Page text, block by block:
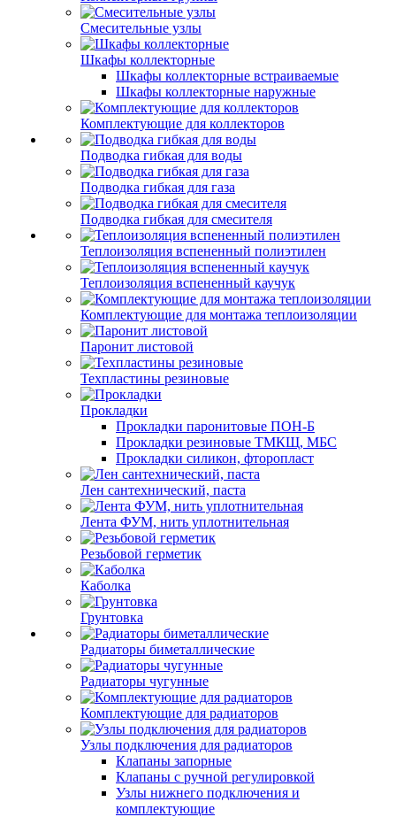
Смесительные узлы
Шкафы коллекторные
Шкафы коллекторные встраиваемые
Шкафы коллекторные наружные
Комплектующие для коллекторов
Подводка гибкая для воды
Подводка гибкая для газа
Подводка гибкая для смесителя
Теплоизоляция вспененный полиэтилен
Теплоизоляция вспененный каучук
Комплектующие для монтажа теплоизоляции
Паронит листовой
Техпластины резиновые
Прокладки
Прокладки паронитовые ПОН-Б
Прокладки резиновые ТМКЩ, МБС
Прокладки силикон, фторопласт
Лен сантехнический, паста
Лента ФУМ, нить уплотнительная
Резьбовой герметик
Каболка
Грунтовка
Радиаторы биметаллические
Радиаторы чугунные
Комплектующие для радиаторов
Узлы подключения для радиаторов
Клапаны запорные
Клапаны с ручной регулировкой
Узлы нижнего подключения и
комплектующие